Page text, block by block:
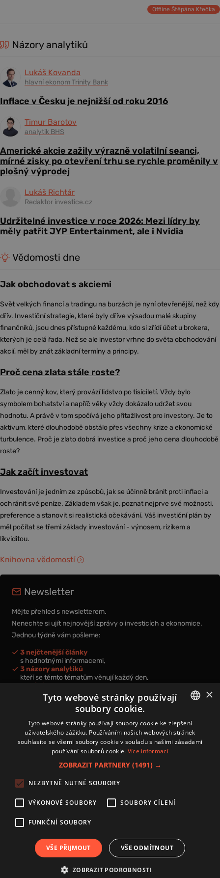
Offline Štěpána Křečka
Názory analytiků
Lukáš Kovanda
hlavní ekonom Trinity Bank
Inflace v Česku je nejnižší od roku 2016
Timur Barotov
analytik BHS
Americké akcie zažily výrazně volatilní seanci,
mírné zisky po otevření trhu se rychle proměnily v
plošný výprodej
Lukáš Richtár
Redaktor investice.cz
Udržitelné investice v roce 2026: Mezi lídry by
měly patřit JYP Entertainment, ale i Nvidia
Vědomosti dne
Jak obchodovat s akciemi
Svět velkých financí a tradingu na burzách je nyní otevřenější, než kdy
dřív. Investiční strategie, které byly dříve výsadou malé skupiny
finančníků, jsou dnes přístupné každému, kdo si zřídí účet u brokera,
kterých je celá řada. Než se ale investor vrhne do světa obchodování
akcií, měl by znát základní termíny a principy.
Proč cena zlata stále roste?
Zlato je cenný kov, který provází lidstvo po tisíciletí. Vždy bylo
symbolem bohatství a napříč věky vždy dokázalo udržet svou
hodnotu. A právě v tom spočívá jeho přitažlivost pro investory. Je to
aktivum, které dlouhodobě obstálo přes všechny krize a ekonomické
turbulence. Proč je zlato dobrá investice a proč jeho cena dlouhodobě
roste?
Jak začít investovat
Investování je jedním ze způsobů, jak se účinně bránit proti inflaci a
ochránit své peníze. Základem však je, poznat nejprve své možnosti,
preference a stanovit si realistická očekávání. Váš investiční plán by
měl počítat se třemi základy investování - výnosem, rizikem a
likviditou.
Knihovna vědomostí
Newsletter
Mějte přehled s newsletterem.
Nenechte si ujít nejnovější zprávy o investicích a ekonomice.
Jednou týdně vám pošleme:
3 nejčtenější články
s hodnotnými informacemi,
3 názory analytiků
kteří se těmto tématům věnují každý den,
nová videa a podcasty
k prohloubení vašich znalostí.
Přihlášením k newsletteru vyjadřujete svůj souhlas spodmínkami
zpracování osobních údajů.
Zásady používání souborů cookies
Autoři
Nastavení cookies
Publikování nebo další šíření obsahu serveru www.investice.cz není možné bez
CZECH
×
Tyto webové stránky používají
soubory cookie.
Tyto webové stránky používají soubory cookie ke zlepšení
uživatelského zážitku. Používáním našich webových stránek
souhlasíte se všemi soubory cookie v souladu s našimi zásadami
používání souborů cookie. Více informací
ZOBRAZIT PARTNERY (1491) →
NEZBYTNĚ NUTNÉ SOUBORY
VÝKONOVÉ SOUBORY SOUBORY CÍLENÍ
FUNKČNÍ SOUBORY
VŠE PŘIJMOUT VŠE ODMÍTNOUT
ZOBRAZIT PODROBNOSTI